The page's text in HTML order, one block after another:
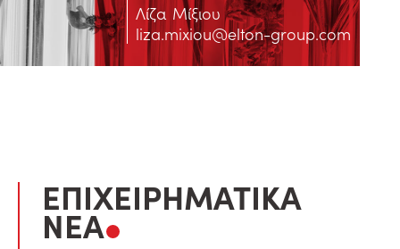
Λίζα Μίξιου
liza.mixiou@elton-group.com
ΕΠΙΧΕΙΡΗΜΑΤΙΚΑ
ΝΕΑ